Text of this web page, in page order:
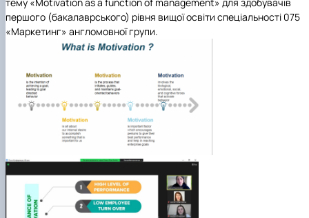
тему «Motivationasa functionof management» для здобувачів
першого (бакалаврського) рівня вищої освіти спеціальності 075
«Маркетинг» англомовної групи.